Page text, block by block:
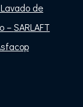
de
–SARLAFT